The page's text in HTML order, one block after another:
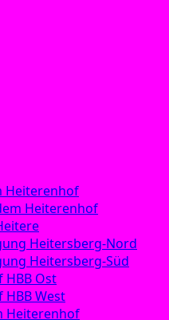
Heiterenhof
Heiterenhof
Heitersberg-Nord
Heitersberg-Süd
HBB Ost
HBB West
Heiterenhof